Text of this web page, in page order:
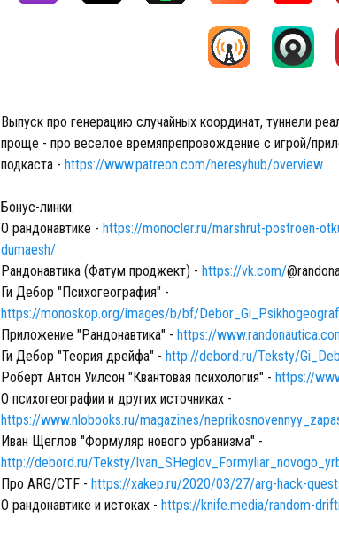
Выпуск про генерацию случайных координат, туннели
проще - про веселое времяпрепровождение с игрой/
подкаста - https://www.patreon.com/heresyhub/overview
Бонус-линки:
О рандонавтике - https://monocler.ru/marshrut-postroen-
dumaesh/
Рандонавтика (Фатум проджект) - https://vk.com/
Ги Дебор "Психогеография" -
https://monoskop.org/images/b/bf/
Приложение "Рандонавтика" - https://
Ги Дебор "Теория дрейфа" - http://debord.ru/Teksty/
Роберт Антон Уилсон "Квантовая психология" - https://
О психогеографии и других источниках -
https://www.nlobooks.ru/magazines/
Иван Щеглов "Формуляр нового урбанизма" -
http://debord.ru/Teksty/
Про ARG/CTF - https://xakep.ru/2020/03/27/arg-hack-
О рандонавтике и истоках - https://knife.media/random-